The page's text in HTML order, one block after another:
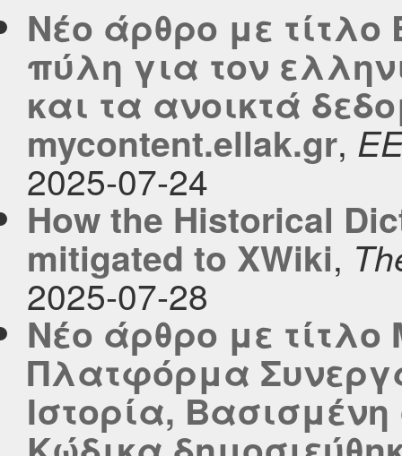
Νέο άρθρο με
πύλη για τον
και τα ανοικτά
mycontent.ellak.gr,
2025-07-24
How the Historical
mitigated to XWiki,
2025-07-28
Νέο άρθρο με
Πλατφόρμα
Ιστορία,